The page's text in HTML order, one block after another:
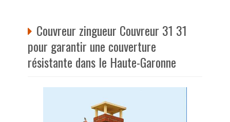
Couvreur zingueur Couvreur 31 31
pour garantir une couverture
résistante dans le Haute-Garonne